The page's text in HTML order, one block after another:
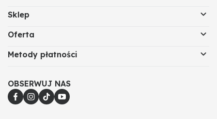
Sklep
Oferta
Metody płatności
OBSERWUJ NAS